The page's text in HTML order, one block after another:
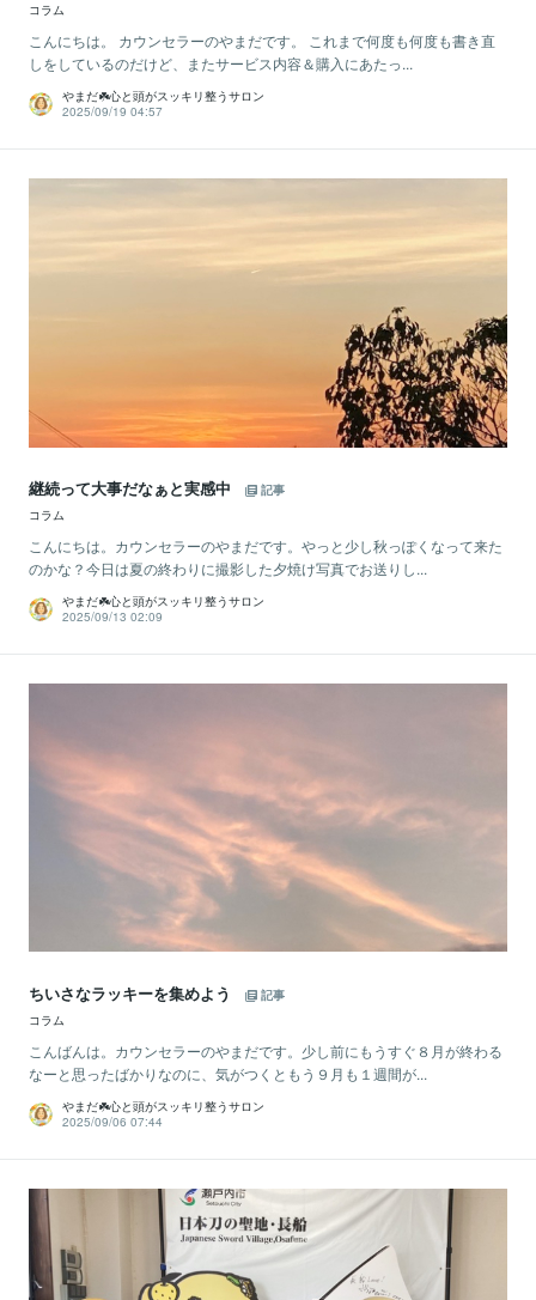
コラム
こんにちは。 カウンセラーのやまだです。 これまで何度も何度も書き直
しをしているのだけど、またサービス内容＆購入にあたっ...
やまだ☘️心と頭がスッキリ整うサロン
2025/09/19 04:57
継続って大事だなぁと実感中
記事
コラム
こんにちは。カウンセラーのやまだです。やっと少し秋っぽくなって来た
のかな？今日は夏の終わりに撮影した夕焼け写真でお送りし...
やまだ☘️心と頭がスッキリ整うサロン
2025/09/13 02:09
ちいさなラッキーを集めよう
記事
コラム
こんばんは。カウンセラーのやまだです。少し前にもうすぐ８月が終わる
なーと思ったばかりなのに、気がつくともう９月も１週間が...
やまだ☘️心と頭がスッキリ整うサロン
2025/09/06 07:44